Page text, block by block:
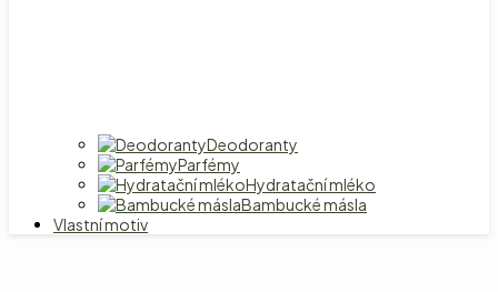
Deodoranty
Parfémy
Hydratační mléko
Bambucké másla
Vlastní motiv